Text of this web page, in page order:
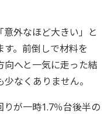
外なほど大きい」と
。前倒しで材料を
へと一気に走った結
なくありません。
が一時1.7％台後半の